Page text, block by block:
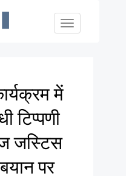
Toggle
में
टिप्पणी
जस्टिस
पर